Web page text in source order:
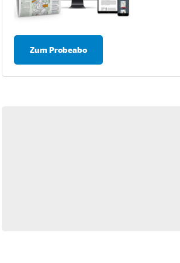
Dossier: Antriebswende
Umfrage: Nachhaltigkeit in
der Logistik
Zum Probeabo